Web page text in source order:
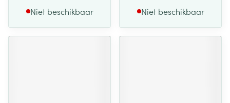
Niet beschikbaar Niet beschikbaar